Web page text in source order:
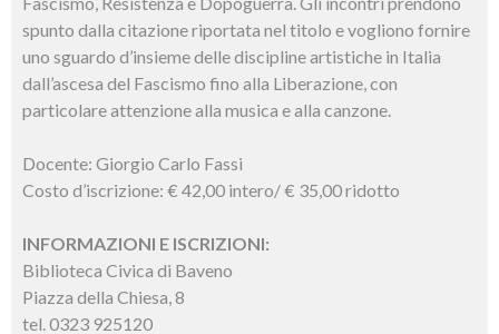
spunto dalla citazione riportata nel titolo e vogliono fornire
uno sguardo d’insieme delle discipline artistiche in Italia
dall’ascesa del Fascismo fino alla Liberazione, con
particolare attenzione alla musica e alla canzone.
Docente: Giorgio Carlo Fassi
Costo d’iscrizione: € 42,00 intero/ € 35,00 ridotto
INFORMAZIONI E ISCRIZIONI:
Biblioteca Civica di Baveno
Piazza della Chiesa, 8
tel. 0323 925120